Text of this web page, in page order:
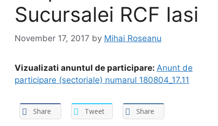
Sucursalei RCF Iasi
November 17, 2017 by Mihai Roseanu
Vizualizati anuntul de participare: Anunt de
participare (sectoriale) numarul 180804_17.11
Share Tweet Share